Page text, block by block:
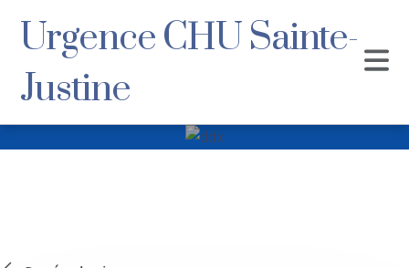
Urgence CHU Sainte-
Justine